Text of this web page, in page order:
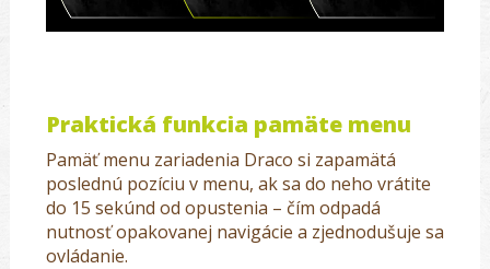
Praktická funkcia pamäte menu
Pamäť menu zariadenia Draco si zapamätá
poslednú pozíciu v menu, ak sa do neho vrátite
do 15 sekúnd od opustenia – čím odpadá
nutnosť opakovanej navigácie a zjednodušuje sa
ovládanie.